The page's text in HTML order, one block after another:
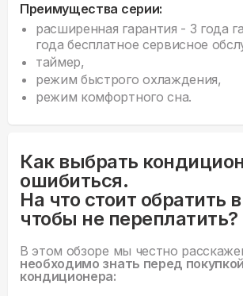
Преимущества серии:
расширенная гарантия - 3 года
года бесплатное сервисное
таймер,
режим быстрого охлаждения,
режим комфортного сна.
Как выбрать
ошибиться.
На что стоит обратить
чтобы не переплатить?
В этом обзоре мы честно
необходимо знать перед покупкой
кондиционера: